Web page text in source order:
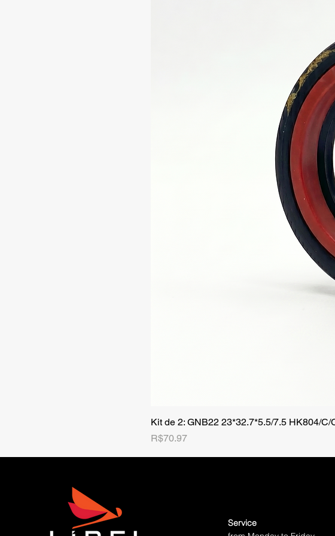
Kit de 2: GNB22 23*32.7*5.5/7.5 HK804/
Price
R$70.97
Service